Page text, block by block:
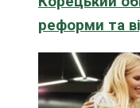
реформи та